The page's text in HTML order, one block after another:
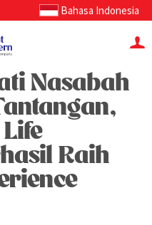
Bahasa Indonesia
Nasabah
Raih